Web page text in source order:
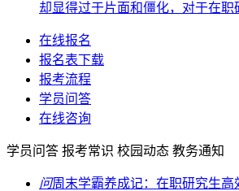
却显得过于片面和僵化，对于在职
在线报名
报名表下载
报考流程
学员问答
在线咨询
学员问答 报考常识 校园动态 教务通知
问周末学霸养成记：在职研究生高